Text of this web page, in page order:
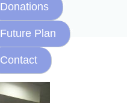
Donations
Future Plan
Contact